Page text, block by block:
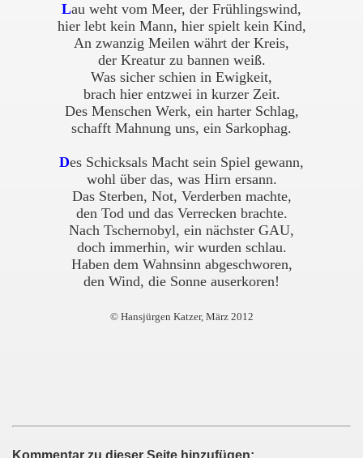
Lau weht vom Meer, der Frühlingswind,
hier lebt kein Mann, hier spielt kein Kind,
An zwanzig Meilen währt der Kreis,
der Kreatur zu bannen weiß.
Was sicher schien in Ewigkeit,
brach hier entzwei in kurzer Zeit.
Des Menschen Werk, ein harter Schlag,
schafft Mahnung uns, ein Sarkophag.
Des Schicksals Macht sein Spiel gewann,
wohl über das, was Hirn ersann.
Das Sterben, Not, Verderben machte,
den Tod und das Verrecken brachte.
Nach Tschernobyl, ein nächster GAU,
doch immerhin, wir wurden schlau.
Haben dem Wahnsinn abgeschworen,
den Wind, die Sonne auserkoren!
© Hansjürgen Katzer, März 2012
Kommentar zu dieser Seite hinzufügen: